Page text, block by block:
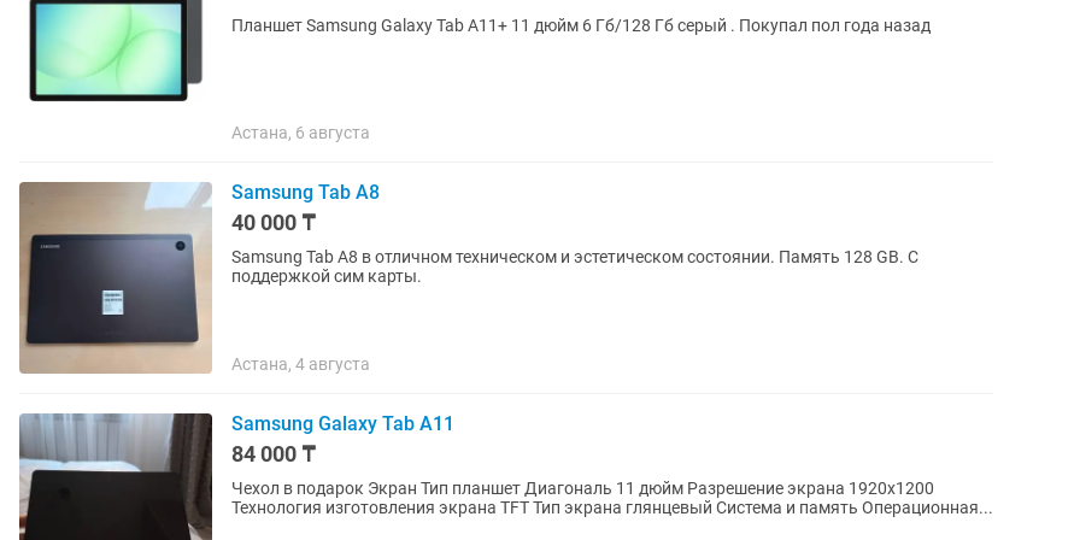
Планшет Samsung Galaxy Tab A11+ 11 дюйм 6 Гб/128 Гб серый . Покупал пол года назад
Астана, 6 августа
Samsung Tab A8
40 000 ₸
Samsung Tab A8 в отличном техническом и эстетическом состоянии. Память 128 GB. С
поддержкой сим карты.
Астана, 4 августа
Samsung Galaxy Tab A11
84 000 ₸
Чехол в подарок Экран Тип планшет Диагональ 11 дюйм Разрешение экрана 1920x1200
Технология изготовления экрана TFT Тип экрана глянцевый Система и память Операционная...